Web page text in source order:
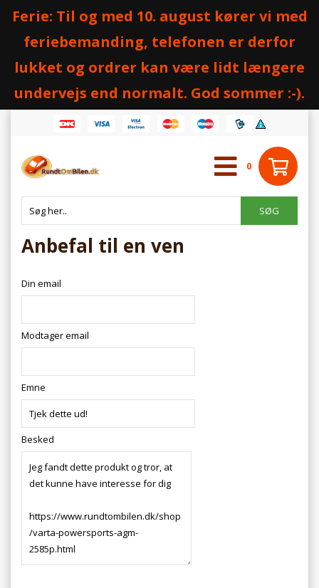
Ferie: Til og med 10. august kører vi med
feriebemanding, telefonen er derfor
lukket og ordrer kan være lidt længere
undervejs end normalt. God sommer :-).
0
Anbefal til en ven
Din email
Modtager email
Emne
Besked